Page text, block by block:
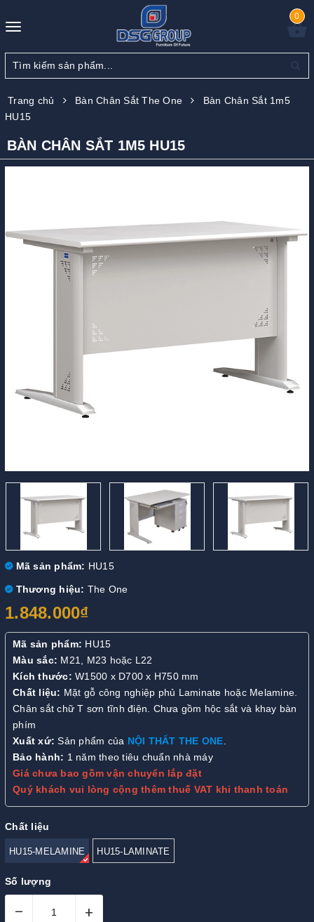
Toggle
0
Trang chủ Bàn Chân Sắt The One
Bàn Chân Sắt 1m5
HU15
BÀN CHÂN SẮT 1M5 HU15
Mã sản phẩm: HU15
Thương hiệu: The One
1.848.000₫
Mã sản phẩm: HU15
Màu sắc: M21, M23 hoặc L22
Kích thước: W1500 x D700 x H750 mm
Chất liệu: Mặt gỗ công nghiệp phủ Laminate hoặc Melamine.
Chân sắt chữ T sơn tĩnh điện. Chưa gồm hộc sắt và khay bàn
phím
Xuất xứ: Sản phẩm của NỘI THẤT THE ONE.
Bảo hành: 1 năm theo tiêu chuẩn nhà máy
Giá chưa bao gồm vận chuyển lắp đặt
Quý khách vui lòng cộng thêm thuế VAT khi thanh toán
Chất liệu
HU15-MELAMINE HU15-LAMINATE
Số lượng
– +